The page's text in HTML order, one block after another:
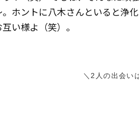
。ホントに八木さんといると浄化
い様よ（笑）。
＼2人の出会い